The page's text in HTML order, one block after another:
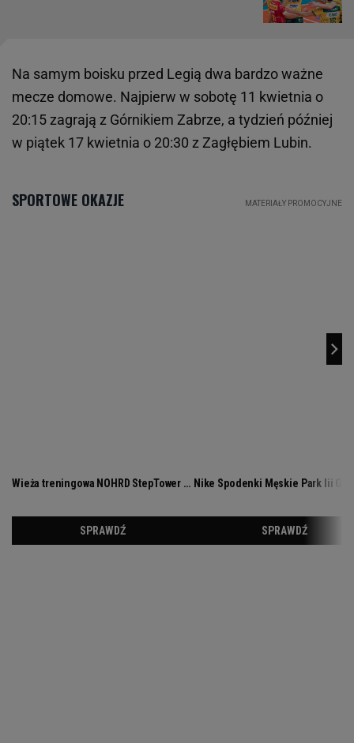
Na samym boisku przed Legią dwa bardzo ważne
mecze domowe. Najpierw w sobotę 11 kwietnia o
20:15 zagrają z Górnikiem Zabrze, a tydzień później
w piątek 17 kwietnia o 20:30 z Zagłębiem Lubin.